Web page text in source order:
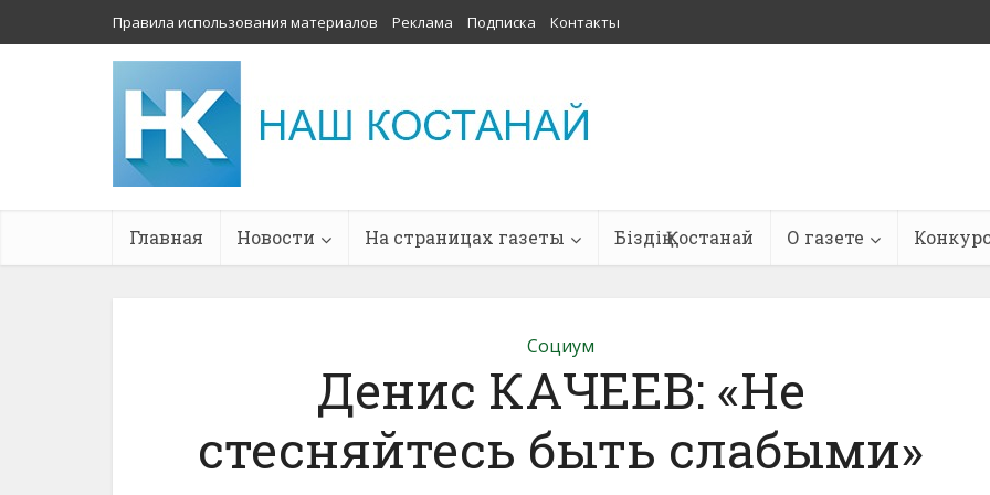
Правила использования материалов Реклама Подписка Контакты
Главная Новости На страницах газеты Біздің Қостанай О газете
Социум
Денис КАЧЕЕВ: «Не
стесняйтесь быть слабыми»